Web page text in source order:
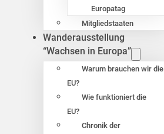
Europatag
Mitgliedstaaten
Wanderausstellung
“Wachsen in Europa”
Warum brauchen wir die
EU?
Wie funktioniert die
EU?
Chronik der